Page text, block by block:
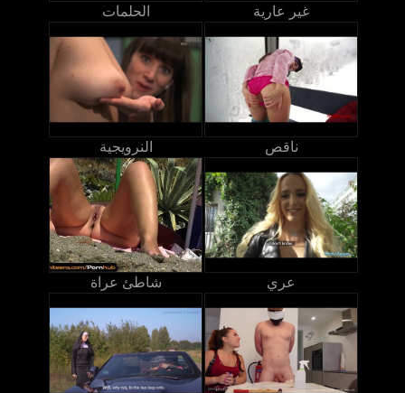
الحلمات غير عارية
النرويجية ناقص
شاطئ عراة عري